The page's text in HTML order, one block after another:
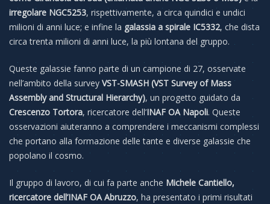
irregolare NGC5253, rispettivamente, a circa quindici e undici
milioni di anni luce; e infine la galassia a spirale IC5332, che dista
circa trenta milioni di anni luce, la più lontana del gruppo.
Queste galassie fanno parte di un campione di 27, osservate
nell’ambito della survey VST-SMASH (VST Survey of Mass
Assembly and Structural Hierarchy), un progetto guidato da
Crescenzo Tortora, ricercatore dell’INAF OA Napoli. Queste
osservazioni aiuteranno a comprendere i meccanismi complessi
che portano alla formazione delle tante e diverse galassie che
popolano il cosmo.
Il gruppo di lavoro, di cui fa parte anche Michele Cantiello,
ricercatore dell’INAF OA Abruzzo, ha presentato i primi risultati